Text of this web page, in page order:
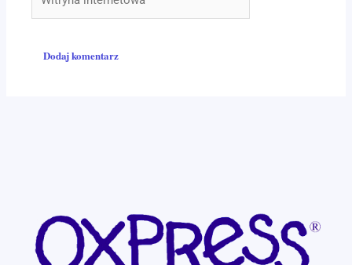
internetowa